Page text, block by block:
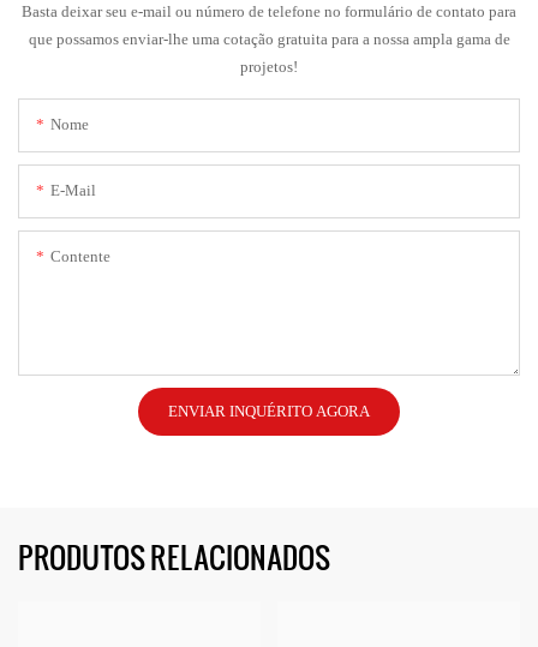
Basta deixar seu e-mail ou número de telefone no formulário de contato para
que possamos enviar-lhe uma cotação gratuita para a nossa ampla gama de
projetos!
Nome
E-Mail
Contente
ENVIAR INQUÉRITO AGORA
PRODUTOS RELACIONADOS